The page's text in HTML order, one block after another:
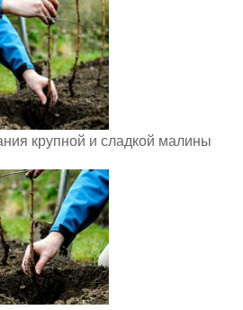
крупной и сладкой малины